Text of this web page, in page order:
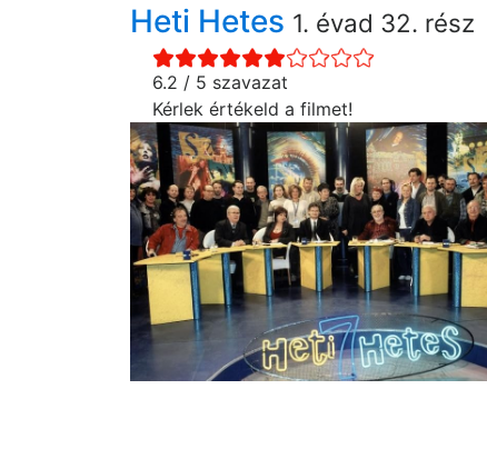
Heti Hetes 1. évad 32. rész
6.2 / 5 szavazat
Kérlek értékeld a filmet!